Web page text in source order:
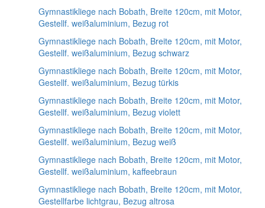
Gymnastikliege nach Bobath, Breite 120cm, mit Motor,
Gestellf. weißaluminium, Bezug rot
Gymnastikliege nach Bobath, Breite 120cm, mit Motor,
Gestellf. weißaluminium, Bezug schwarz
Gymnastikliege nach Bobath, Breite 120cm, mit Motor,
Gestellf. weißaluminium, Bezug türkis
Gymnastikliege nach Bobath, Breite 120cm, mit Motor,
Gestellf. weißaluminium, Bezug violett
Gymnastikliege nach Bobath, Breite 120cm, mit Motor,
Gestellf. weißaluminium, Bezug weiß
Gymnastikliege nach Bobath, Breite 120cm, mit Motor,
Gestellf. weißaluminium, kaffeebraun
Gymnastikliege nach Bobath, Breite 120cm, mit Motor,
Gestellfarbe lichtgrau, Bezug altrosa